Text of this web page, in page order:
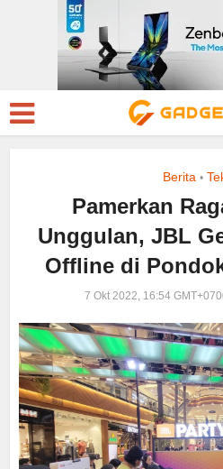
Berita •
Pamerkan
Unggulan, JBL
Offline di
7 Okt 2022, 16:54